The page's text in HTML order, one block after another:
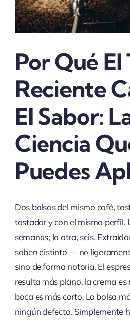
Por Qué El
Reciente
El Sabor:
Ciencia
Puedes
Dos bolsas del mismo café,
tostador y con el mismo perfil.
semanas; la otra, seis.
saben distinto — no
sino de forma notoria. El
resulta más plano, la crema es
boca es más corto. La bolsa
ningún defecto. Simplemente